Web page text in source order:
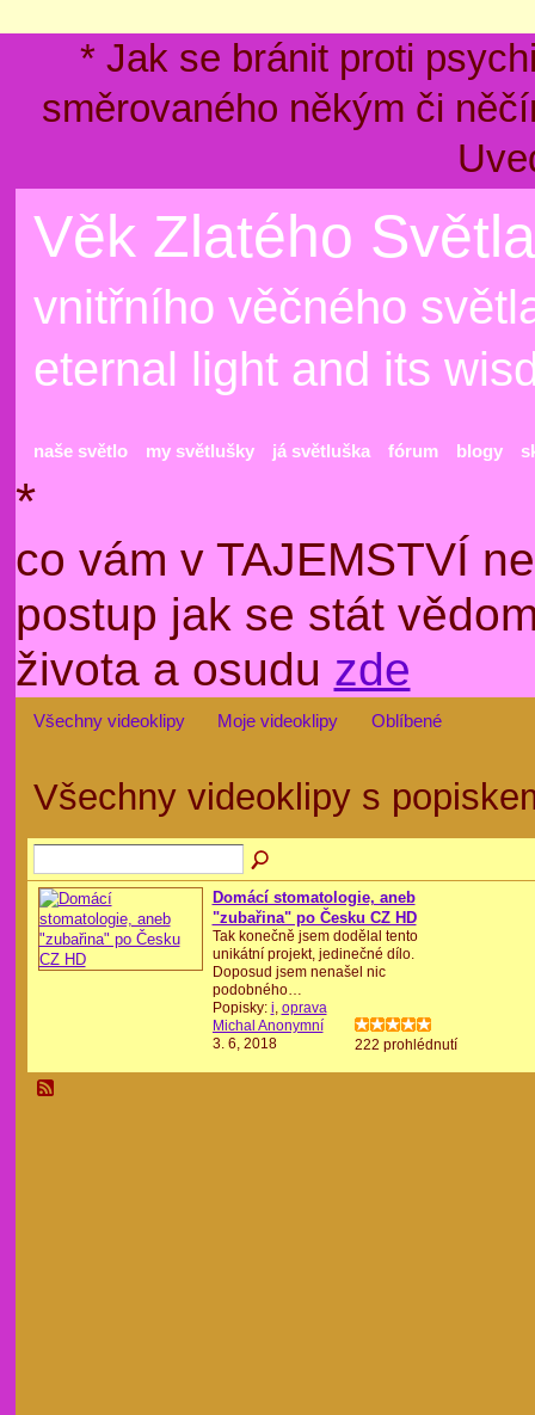
* Jak se bránit proti
směrovaného někým či
Věk Zlatého
vnitřního věčného
eternal light and its
naše světlo my světlušky já světluška fórum blogy
*
co vám v TAJEMSTVÍ
postup jak se stát
života a osudu zde
Všechny videoklipy Moje videoklipy Oblíbené
Všechny videoklipy s
Domácí stomatologie, aneb
"zubařina" po Česku CZ HD
Tak konečně jsem dodělal tento
unikátní projekt, jedinečné dílo.
Doposud jsem nenašel nic
podobného…
Popisky: i oprava
Michal Anonymní
3. 6, 2018
222 prohlédnutí